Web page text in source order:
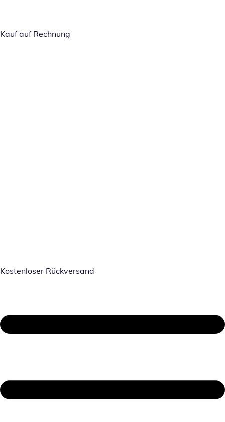
Kauf auf Rechnung
Kostenloser Rückversand